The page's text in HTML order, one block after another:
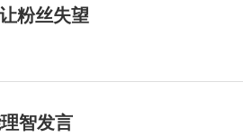
粉丝失望
智发言